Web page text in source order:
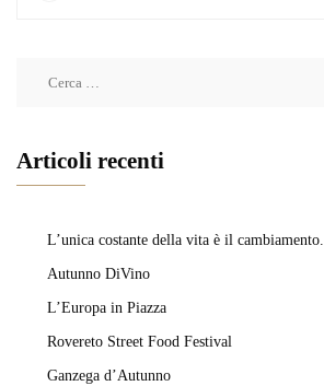
Articoli recenti
L’unica costante della vita è il cambiamento.
Autunno DiVino
L’Europa in Piazza
Rovereto Street Food Festival
Ganzega d’Autunno